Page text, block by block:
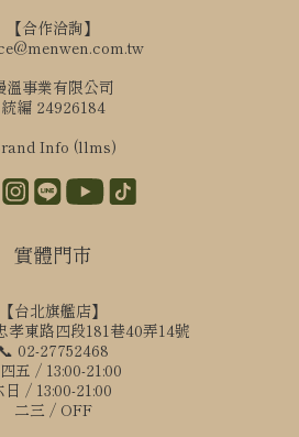
【合作洽詢】
溫事業有限公司
統編 24926184
Info (llms)
實體門市
【台北旗艦店】
孝東路四段181巷40弄14號
📞 02-27752468
五 / 13:00-21:00
日 / 13:00-21:00
二三 / OFF